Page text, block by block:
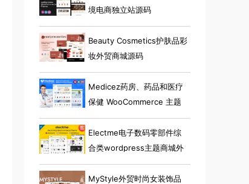
境电商独立站源码
Beauty Cosmetics护肤品彩
妆外贸商城源码
Medicez药房、药品和医疗
保健 WooCommerce 主题
Electme电子数码零部件综
合类wordpress主题商城外
贸跨境电商源码
MyStyle外贸时尚女装饰品